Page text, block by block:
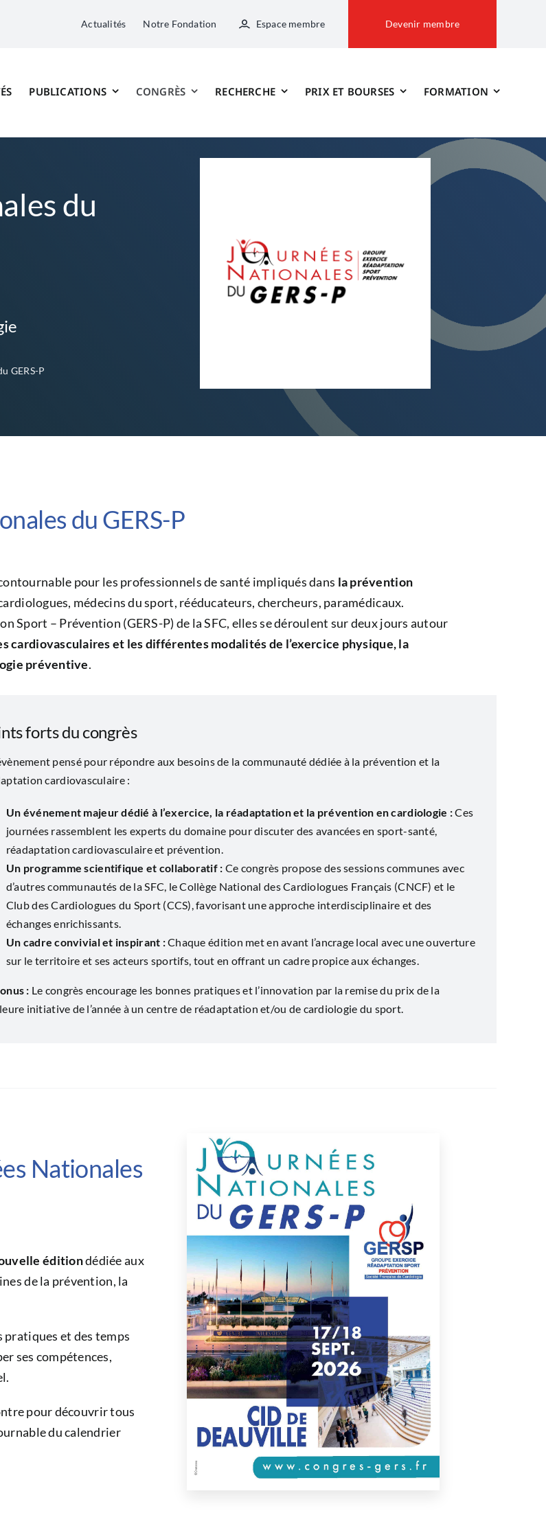
Actualités Notre Fondation Espace membre Devenir membre
PUBLICATIONS CONGRÈS RECHERCHE PRIX ET BOURSES FORMATION
du
GERS-P
du GERS-P
pour les professionnels de santé impliqués dans la prévention
médecins du sport, rééducateurs, chercheurs, paramédicaux.
Sport – Prévention (GERS-P) de la SFC, elles se déroulent sur deux jours autour
cardiovasculaires et les différentes modalités de l’exercice physique, la
préventive.
forts du congrès
pensé pour répondre aux besoins de la communauté dédiée à la prévention et la
cardiovasculaire :
Un événement majeur dédié à l’exercice, la réadaptation et la prévention en cardiologie :Ces
journées rassemblent les experts du domaine pour discuter des avancées en sport-santé,
réadaptation cardiovasculaire et prévention.
Un programme scientifique et collaboratif : Ce congrès propose des sessions communes avec
d’autres communautés de la SFC, le Collège National des Cardiologues Français (CNCF) et le
Club des Cardiologues du Sport (CCS), favorisant une approche interdisciplinaire et des
échanges enrichissants.
Un cadre convivial et inspirant :Chaque édition met en avant l’ancrage local avec une ouverture
sur le territoire et ses acteurs sportifs, tout en offrant un cadre propice aux échanges.
: Le congrès encourage les bonnes pratiques et l’innovation par la remise du prix de la
initiative de l’année à un centre de réadaptation et/ou de cardiologie du sport.
Nationales
éditiondédiée aux
de la prévention, la
pratiques et des temps
ses compétences,
pour découvrir tous
du calendrier